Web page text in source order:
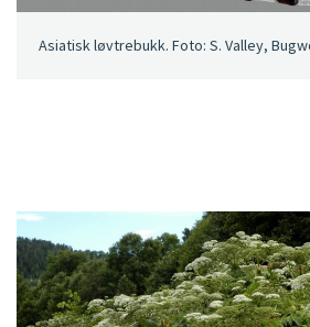
Asiatisk løvtrebukk. Foto: S. Valley,